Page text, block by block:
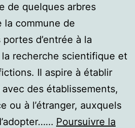
de quelques arbres
la commune de
d’entrée à la
la recherche scientifique et
Il aspire à établir
des établissements,
ou à l’étranger, auxquels
Poursuivre la